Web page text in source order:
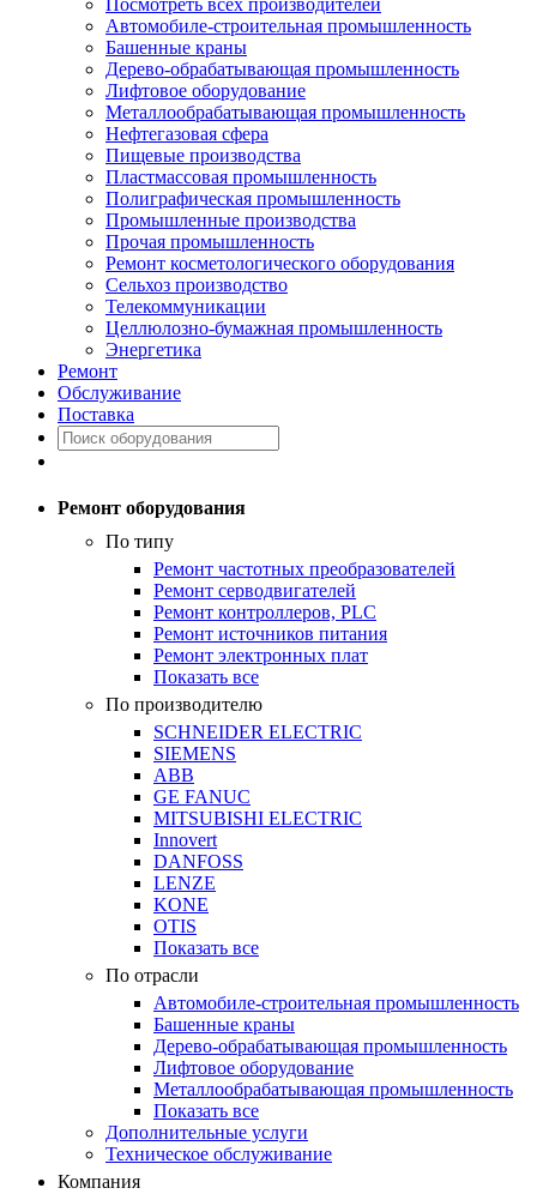
Посмотреть всех производителей
Автомобиле-строительная промышленность
Башенные краны
Дерево-обрабатывающая промышленность
Лифтовое оборудование
Металлообрабатывающая промышленность
Нефтегазовая сфера
Пищевые производства
Пластмассовая промышленность
Полиграфическая промышленность
Промышленные производства
Прочая промышленность
Ремонт косметологического оборудования
Сельхоз производство
Телекоммуникации
Целлюлозно-бумажная промышленность
Энергетика
Ремонт
Обслуживание
Поставка
Ремонт оборудования
По типу
Ремонт частотных преобразователей
Ремонт серводвигателей
Ремонт контроллеров, PLC
Ремонт источников питания
Ремонт электронных плат
Показать все
По производителю
SCHNEIDER ELECTRIC
SIEMENS
ABB
GE FANUC
MITSUBISHI ELECTRIC
Innovert
DANFOSS
LENZE
KONE
OTIS
Показать все
По отрасли
Автомобиле-строительная промышленность
Башенные краны
Дерево-обрабатывающая промышленность
Лифтовое оборудование
Металлообрабатывающая промышленность
Показать все
Дополнительные услуги
Техническое обслуживание
Компания